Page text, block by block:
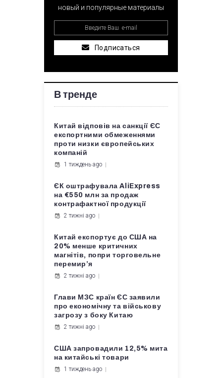
новый и популярные материалы
Подписаться
В тренде
Китай відповів на санкції ЄС
експортними обмеженнями
проти низки європейських
компаній
1 тиждень ago
ЄК оштрафувала AliExpress
на €550 млн за продаж
контрафактної продукції
2 тижні ago
Китай експортує до США на
20% менше критичних
магнітів, попри торговельне
перемир’я
2 тижні ago
Глави МЗС країн ЄС заявили
про економічну та військову
загрозу з боку Китаю
2 тижні ago
США запровадили 12,5% мита
на китайські товари
1 тиждень ago